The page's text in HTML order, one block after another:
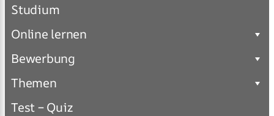
Studium
Online lernen
Bewerbung
Themen
Test – Quiz